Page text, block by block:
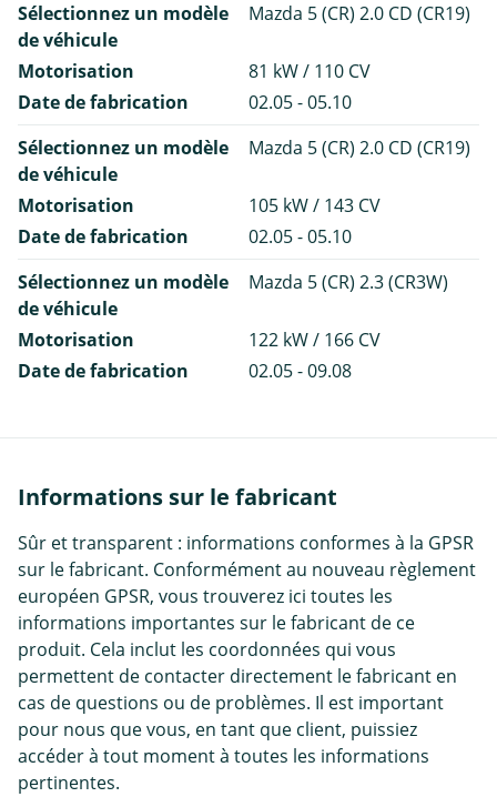
Sélectionnez un modèle
de véhicule
Mazda 5 (CR) 2.0 CD (CR19)
Motorisation
81 kW / 110 CV
Date de fabrication
02.05 - 05.10
Sélectionnez un modèle
de véhicule
Mazda 5 (CR) 2.0 CD (CR19)
Motorisation
105 kW / 143 CV
Date de fabrication
02.05 - 05.10
Sélectionnez un modèle
de véhicule
Mazda 5 (CR) 2.3 (CR3W)
Motorisation
122 kW / 166 CV
Date de fabrication
02.05 - 09.08
Informations sur le fabricant
Sûr et transparent : informations conformes à la GPSR
sur le fabricant. Conformément au nouveau règlement
européen GPSR, vous trouverez ici toutes les
informations importantes sur le fabricant de ce
produit. Cela inclut les coordonnées qui vous
permettent de contacter directement le fabricant en
cas de questions ou de problèmes. Il est important
pour nous que vous, en tant que client, puissiez
accéder à tout moment à toutes les informations
pertinentes.